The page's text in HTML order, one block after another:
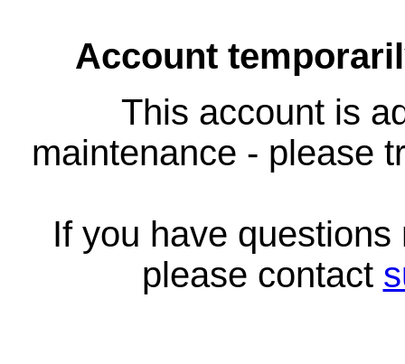
Account
This account is
maintenance - please
If you have
please contact